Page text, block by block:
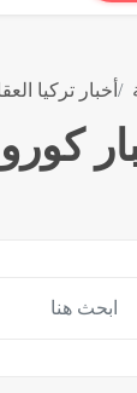
أخبار تركيا